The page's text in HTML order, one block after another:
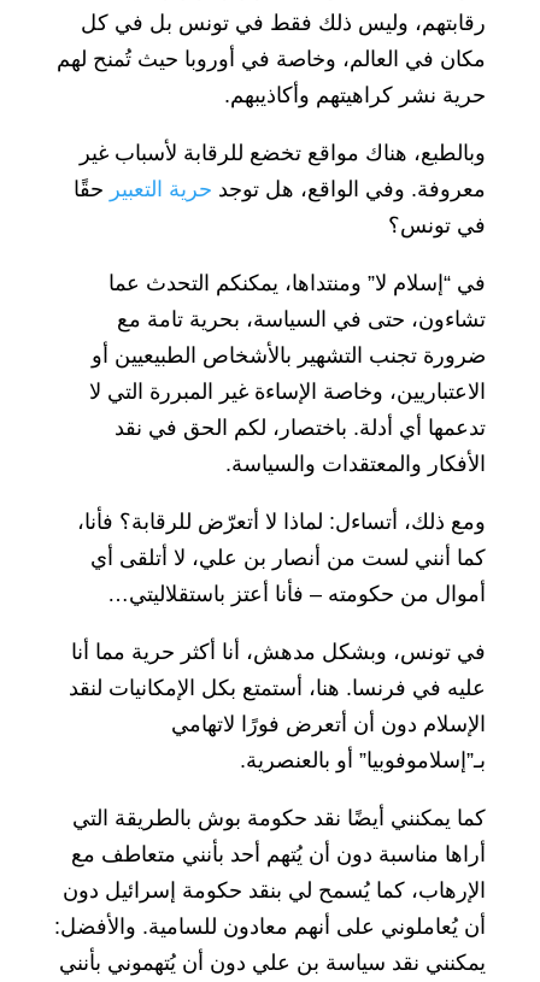
رقابتهم، وليس ذلك فقط في تونس بل في كل
مكان في العالم، وخاصة في أوروبا حيث تُمنح لهم
حرية نشر كراهيتهم وأكاذيبهم.
وبالطبع، هناك مواقع تخضع للرقابة لأسباب غير
معروفة. وفي الواقع، هل توجد حرية التعبير حقًا
في تونس؟
في “إسلام لا” ومنتداها، يمكنكم التحدث عما
تشاءون، حتى في السياسة، بحرية تامة مع
ضرورة تجنب التشهير بالأشخاص الطبيعيين أو
الاعتباريين، وخاصة الإساءة غير المبررة التي لا
تدعمها أي أدلة. باختصار، لكم الحق في نقد
الأفكار والمعتقدات والسياسة.
ومع ذلك، أتساءل: لماذا لا أتعرّض للرقابة؟ فأنا،
كما أنني لست من أنصار بن علي، لا أتلقى أي
أموال من حكومته – فأنا أعتز باستقلاليتي…
في تونس، وبشكل مدهش، أنا أكثر حرية مما أنا
عليه في فرنسا. هنا، أستمتع بكل الإمكانيات لنقد
الإسلام دون أن أتعرض فورًا لاتهامي
بـ”إسلاموفوبيا” أو بالعنصرية.
كما يمكنني أيضًا نقد حكومة بوش بالطريقة التي
أراها مناسبة دون أن يُتهم أحد بأنني متعاطف مع
الإرهاب، كما يُسمح لي بنقد حكومة إسرائيل دون
أن يُعاملوني على أنهم معادون للسامية. والأفضل:
يمكنني نقد سياسة بن علي دون أن يُتهموني بأنني